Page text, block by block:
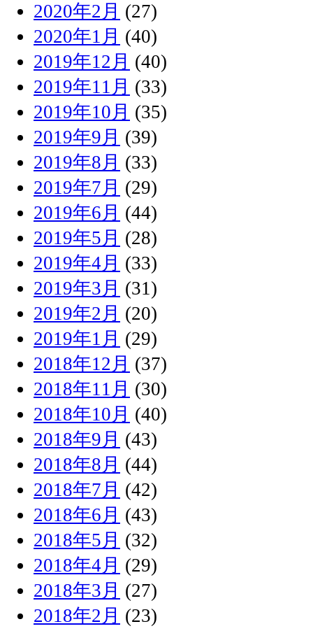
2020年2月 (27)
2020年1月 (40)
2019年12月 (40)
2019年11月 (33)
2019年10月 (35)
2019年9月 (39)
2019年8月 (33)
2019年7月 (29)
2019年6月 (44)
2019年5月 (28)
2019年4月 (33)
2019年3月 (31)
2019年2月 (20)
2019年1月 (29)
2018年12月 (37)
2018年11月 (30)
2018年10月 (40)
2018年9月 (43)
2018年8月 (44)
2018年7月 (42)
2018年6月 (43)
2018年5月 (32)
2018年4月 (29)
2018年3月 (27)
2018年2月 (23)